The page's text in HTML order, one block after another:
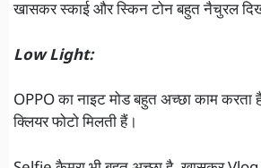
खासकर स्काई और स्किन टोन बहुत नैचुरल
Low Light:
OPPO का नाइट मोड बहुत अच्छा काम करता
क्लियर फोटो मिलती हैं।